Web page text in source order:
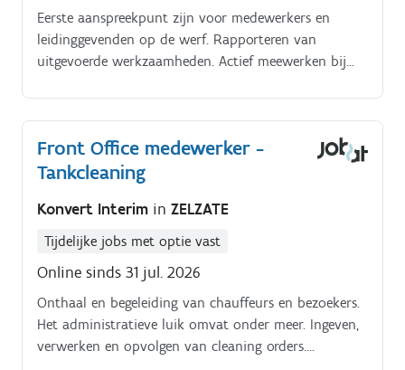
Eerste aanspreekpunt zijn voor medewerkers en
leidinggevenden op de werf. Rapporteren van
uitgevoerde werkzaamheden. Actief meewerken bij
Front Office medewerker -
Tankcleaning
Konvert Interim in ZELZATE
Tijdelijke jobs met optie vast
Online sinds 31 jul. 2026
Onthaal en begeleiding van chauffeurs en bezoekers.
Het administratieve luik omvat onder meer. Ingeven,
verwerken en opvolgen van cleaning orders.